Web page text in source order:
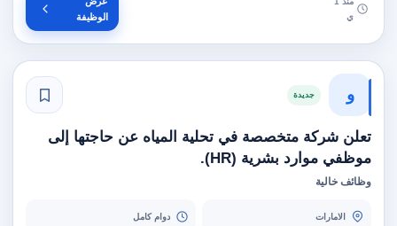
ي
الوظيفة
و جديدة
تعلن شركة متخصصة في تحلية المياه عن حاجتها إلى
موظفي موارد بشرية (HR).
وظائف خالية
الامارات دوام كامل